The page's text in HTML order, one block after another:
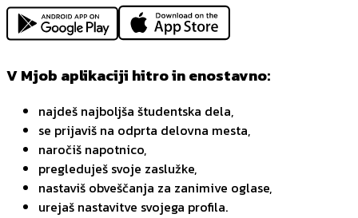
V Mjob aplikaciji hitro in enostavno:
najdeš najboljša študentska dela,
se prijaviš na odprta delovna mesta,
naročiš napotnico,
pregleduješ svoje zaslužke,
nastaviš obveščanja za zanimive oglase,
urejaš nastavitve svojega profila.